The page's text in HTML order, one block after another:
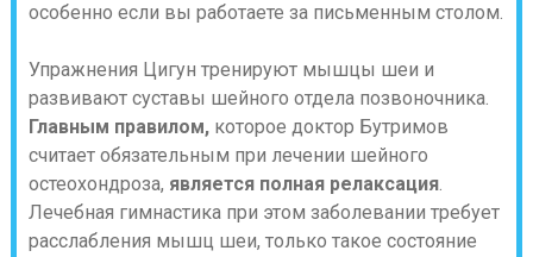
особенно если вы работаете за письменным столом.
Упражнения Цигун тренируют мышцы шеи и
развивают суставы шейного отдела позвоночника.
Главным правилом,которое доктор Бутримов
считает обязательным при лечении шейного
остеохондроза, является полная релаксация.
Лечебная гимнастика при этом заболевании требует
расслабления мышц шеи, только такое состояние